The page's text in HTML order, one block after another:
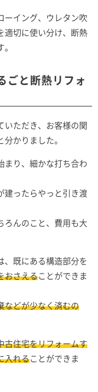
ーイング、ウレタン吹
適切に使い分け、断熱
ごと断熱リフォ
いただき、お客様の関
かりました。
まり、細かな打ち合わ
建ったらやっと引き渡
ろんのこと、費用も大
、既にある構造部分を
おさえることができま
などが少なく済むの
古住宅をリフォームす
入れることができま